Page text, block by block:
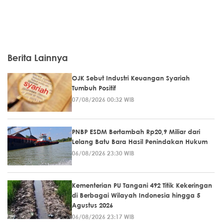
Berita Lainnya
OJK Sebut Industri Keuangan Syariah
Tumbuh Positif
07/08/2026 00:32 WIB
PNBP ESDM Bertambah Rp20,9 Miliar dari
Lelang Batu Bara Hasil Penindakan Hukum
06/08/2026 23:30 WIB
Kementerian PU Tangani 492 Titik Kekeringan
di Berbagai Wilayah Indonesia hingga 5
Agustus 2026
06/08/2026 23:17 WIB